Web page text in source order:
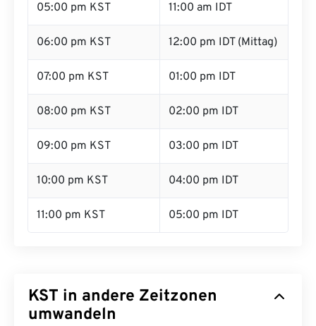
05:00 pm KST 11:00 am IDT
06:00 pm KST 12:00 pm IDT (Mittag)
07:00 pm KST 01:00 pm IDT
08:00 pm KST 02:00 pm IDT
09:00 pm KST 03:00 pm IDT
10:00 pm KST 04:00 pm IDT
11:00 pm KST 05:00 pm IDT
KST in andere Zeitzonen
umwandeln